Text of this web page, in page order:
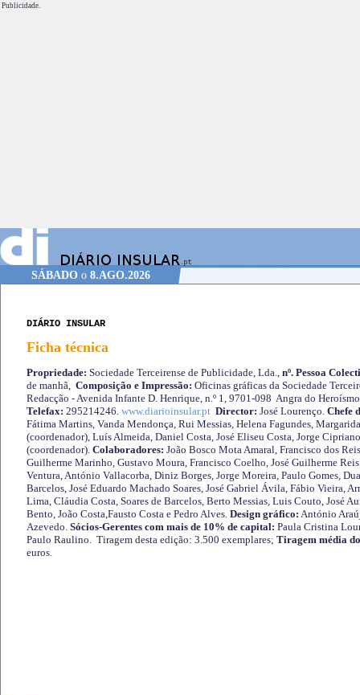
Publicidade.
SÁBADOo 8.AGO.2026
DIÁRIO INSULAR
Ficha técnica
Propriedade: Sociedade Terceirense de Publicidade, Lda., nº. Pessoa
de manhã, Composição e Impressão: Oficinas gráficas da Sociedade
Redacção - Avenida Infante D. Henrique, n.º 1, 9701-098 Angra do
Telefax: 295214246. www.diarioinsular.pt Director: José Lourenço. Chefe
Fátima Martins, Vanda Mendonça, Rui Messias, Helena Fagundes,
(coordenador), Luís Almeida, Daniel Costa, José Eliseu Costa, Jorge
(coordenador). Colaboradores: João Bosco Mota Amaral, Francisco dos
Guilherme Marinho, Gustavo Moura, Francisco Coelho, José Guilherme
Ventura, António Vallacorba, Diniz Borges, Jorge Moreira, Paulo Gomes,
Barcelos, José Eduardo Machado Soares, José Gabriel Ávila, Fábio Vieira,
Lima, Cláudia Costa, Soares de Barcelos, Berto Messias, Luis Couto, José
Bento, João Costa,Fausto Costa e Pedro Alves. Design gráfico: António
Azevedo. Sócios-Gerentes com mais de 10% de capital: Paula Cristina
Paulo Raulino. Tiragem desta edição: 3.500 exemplares; Tiragem média
euros.